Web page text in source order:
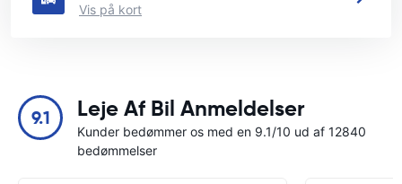
Vis på kort
9.1 Leje Af Bil Anmeldelser
Kunder bedømmer os med en 9.1/10 ud af 12840
bedømmelser